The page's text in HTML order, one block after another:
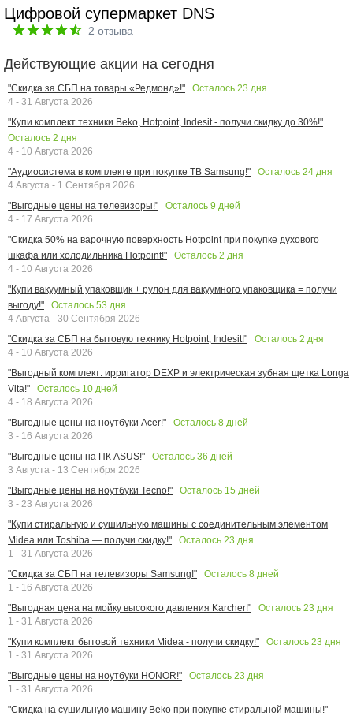
Цифровой супермаркет DNS
2 отзыва
Действующие акции на сегодня
"Скидка за СБП на товары «Редмонд»!" Осталось 23 дня
4 - 31 Августа 2026
"Купи комплект техники Beko, Hotpoint, Indesit - получи скидку до 30%!"
Осталось 2 дня
4 - 10 Августа 2026
"Аудиосистема в комплекте при покупке ТВ Samsung!"
Осталось 24 дня
4 Августа - 1 Сентября 2026
"Выгодные цены на телевизоры!"
Осталось 9 дней
4 - 17 Августа 2026
"Скидка 50% на варочную поверхность Hotpoint при покупке духового
шкафа или холодильника Hotpoint!"
Осталось 2 дня
4 - 10 Августа 2026
"Купи вакуумный упаковщик + рулон для вакуумного упаковщика = получи
выгоду!"
Осталось 53 дня
4 Августа - 30 Сентября 2026
"Скидка за СБП на бытовую технику Hotpoint, Indesit!"
Осталось 2 дня
4 - 10 Августа 2026
"Выгодный комплект: ирригатор DEXP и электрическая зубная щетка Longa
Vita!"
Осталось 10 дней
4 - 18 Августа 2026
"Выгодные цены на ноутбуки Acer!"
Осталось 8 дней
3 - 16 Августа 2026
"Выгодные цены на ПК ASUS!"
Осталось 36 дней
3 Августа - 13 Сентября 2026
"Выгодные цены на ноутбуки Tecno!"
Осталось 15 дней
3 - 23 Августа 2026
"Купи стиральную и сушильную машины с соединительным элементом
Midea или Toshiba — получи скидку!"
Осталось 23 дня
1 - 31 Августа 2026
"Скидка за СБП на телевизоры Samsung!"
Осталось 8 дней
1 - 16 Августа 2026
"Выгодная цена на мойку высокого давления Karcher!"
Осталось 23 дня
1 - 31 Августа 2026
"Купи комплект бытовой техники Midea - получи скидку!"
Осталось 23 дня
1 - 31 Августа 2026
"Выгодные цены на ноутбуки HONOR!"
Осталось 23 дня
1 - 31 Августа 2026
"Скидка на сушильную машину Beko при покупке стиральной машины!"